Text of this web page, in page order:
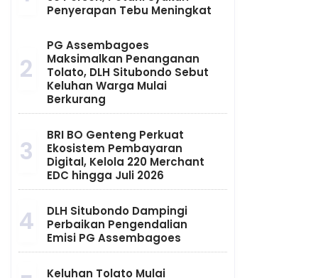
Penyerapan Tebu Meningkat
2
PG Assembagoes
Maksimalkan Penanganan
Tolato, DLH Situbondo Sebut
Keluhan Warga Mulai
Berkurang
3
BRI BO Genteng Perkuat
Ekosistem Pembayaran
Digital, Kelola 220 Merchant
EDC hingga Juli 2026
4
DLH Situbondo Dampingi
Perbaikan Pengendalian
Emisi PG Assembagoes
Keluhan Tolato Mulai